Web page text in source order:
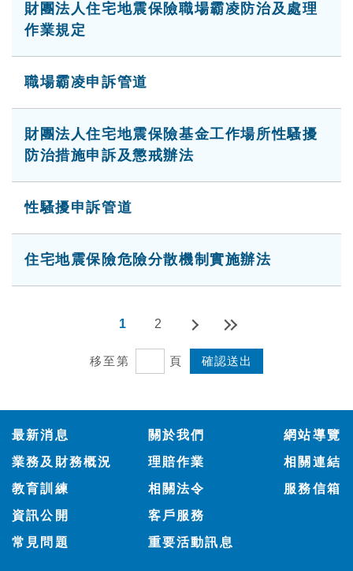
財團法人住宅地震保險職場霸凌防治及處理
作業規定
職場霸凌申訴管道
財團法人住宅地震保險基金工作場所性騷擾
防治措施申訴及懲戒辦法
性騷擾申訴管道
住宅地震保險危險分散機制實施辦法
1 2
移至第 頁
最新消息
關於我們
業務及財務概況
理賠作業
教育訓練
相關法令
資訊公開
客戶服務
常見問題
重要活動訊息
網站導覽
相關連結
服務信箱